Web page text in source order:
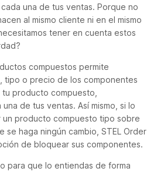
una de tus ventas. Porque no
al mismo cliente ni en el mismo
tener en cuenta estos
compuestos permite
tipo o precio de los componentes
producto compuesto,
de tus ventas. Así mismo, si lo
un producto compuesto tipo sobre
se haga ningún cambio, STEL Order
de bloquear sus componentes.
para que lo entiendas de forma